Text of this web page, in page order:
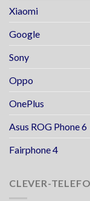
Xiaomi
Google
Sony
Oppo
OnePlus
Asus ROG Phone 6
Fairphone 4
CLEVER-